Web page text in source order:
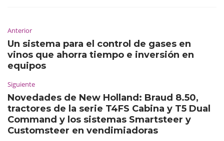
Anterior
Un sistema para el control de gases en
vinos que ahorra tiempo e inversión en
equipos
Siguiente
Novedades de New Holland: Braud 8.50,
tractores de la serie T4FS Cabina y T5 Dual
Command y los sistemas Smartsteer y
Customsteer en vendimiadoras